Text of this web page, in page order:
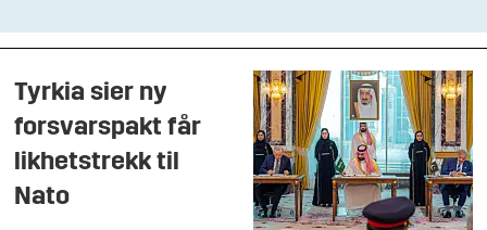
Tyrkia sier ny
forsvarspakt får
likhetstrekk til
Nato